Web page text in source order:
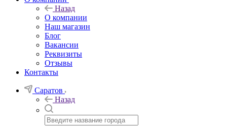
Назад
О компании
Наш магазин
Блог
Вакансии
Реквизиты
Отзывы
Контакты
Саратов
Назад